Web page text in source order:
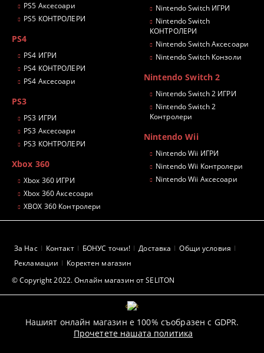
PS5 Аксесоари
PS5 КОНТРОЛЕРИ
PS4
PS4 ИГРИ
PS4 КОНТРОЛЕРИ
PS4 Аксесоари
PS3
PS3 ИГРИ
PS3 Аксесоари
PS3 КОНТРОЛЕРИ
Xbox 360
Xbox 360 ИГРИ
Xbox 360 Аксесоари
XBOX 360 Контролери
Nintendo Switch ИГРИ
Nintendo Switch
КОНТРОЛЕРИ
Nintendo Switch Аксесоари
Nintendo Switch Конзоли
Nintendo Switch 2
Nintendo Switch 2 ИГРИ
Nintendo Switch 2
Контролери
Nintendo Wii
Nintendo Wii ИГРИ
Nintendo Wii Контролери
Nintendo Wii Аксесоари
© Copyright 2022. Онлайн магазин от SELITON
За Нас Контакт БОНУС точки! Доставка
Общи условия
Рекламации
Коректен магазин
GDPR
Нашият онлайн магазин е 100% съобразен с GDPR.
Прочетете нашата политика